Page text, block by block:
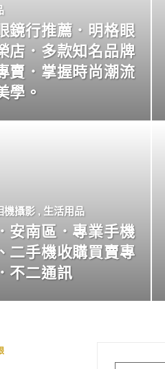
鏡行推薦．明格眼
店．多款知名品牌
賣．掌握時尚潮流
學。
機攝影 , 生活用品
安南區．專業手機
二手機收購買賣專
不二通訊